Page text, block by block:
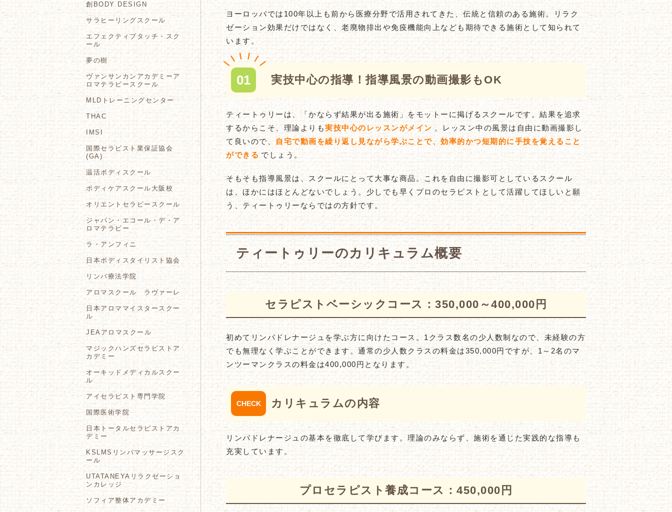
ヨーロッパでは100年以上も前から医療分野で活用されてきた、伝統と信頼のある施術。リラク
ゼーション効果だけではなく、老廃物排出や免疫機能向上なども期待できる施術として知られて
います。
実技中心の指導！指導風景の動画撮影もOK
ティートゥリーは、「かならず結果が出る施術」をモットーに掲げるスクールです。結果を追求
するからこそ、理論よりも実技中心のレッスンがメイン 。レッスン中の風景は自由に動画撮影し
て良いので、
自宅で動画を繰り返し見ながら学ぶことで、効率的かつ短期的に手技を覚えること
ができる でしょう。
そもそも指導風景は、スクールにとって大事な商品。これを自由に撮影可としているスクール
は、ほかにはほとんどないでしょう。少しでも早くプロのセラピストとして活躍してほしいと願
う、ティートゥリーならではの方針です。
ティートゥリーのカリキュラム概要
セラピストベーシックコース：350,000～400,000円
初めてリンパドレナージュを学ぶ方に向けたコース。1クラス数名の少人数制なので、未経験の方
でも無理なく学ぶことができます。通常の少人数クラスの料金は350,000円ですが、1～2名のマ
ンツーマンクラスの料金は400,000円となります。
カリキュラムの内容
リンパドレナージュの基本を徹底して学びます。理論のみならず、施術を通じた実践的な指導も
充実しています。
プロセラピスト養成コース：450,000円
創BODY DESIGN
サラヒーリングスクール
エフェクティブタッチ・スク
ール
夢の樹
ヴァンサンカンアカデミーア
ロマテラピースクール
MLDトレーニングセンター
THAC
IMSI
国際セラピスト業保証協会
(GA)
温活ボディスクール
ボディケアスクール大阪校
オリエントセラピースクール
ジャパン・エコール・デ・ア
ロマテラピー
ラ・アンフィニ
日本ボディスタイリスト協会
リンパ療法学院
アロマスクール ラヴァーレ
日本アロママイスタースクー
ル
JEAアロマスクール
マジックハンズセラピストア
カデミー
オーキッドメディカルスクー
ル
アイセラピスト専門学院
国際医術学院
日本トータルセラピストアカ
デミー
KSLMSリンパマッサージスク
ール
UTATANEYAリラクゼーショ
ンカレッジ
ソフィア整体アカデミー